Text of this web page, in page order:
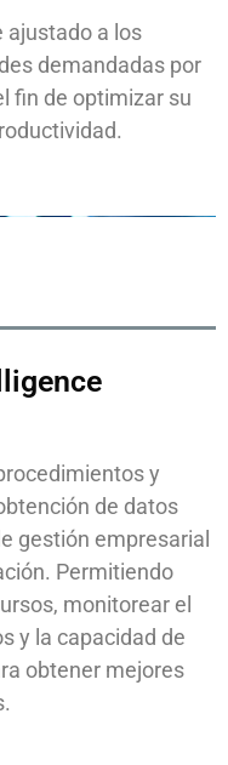
ajustado a los
demandadas por
fin de optimizar su
y
de datos
gestión empresarial
Permitiendo
monitorear el
y la capacidad de
obtener mejores